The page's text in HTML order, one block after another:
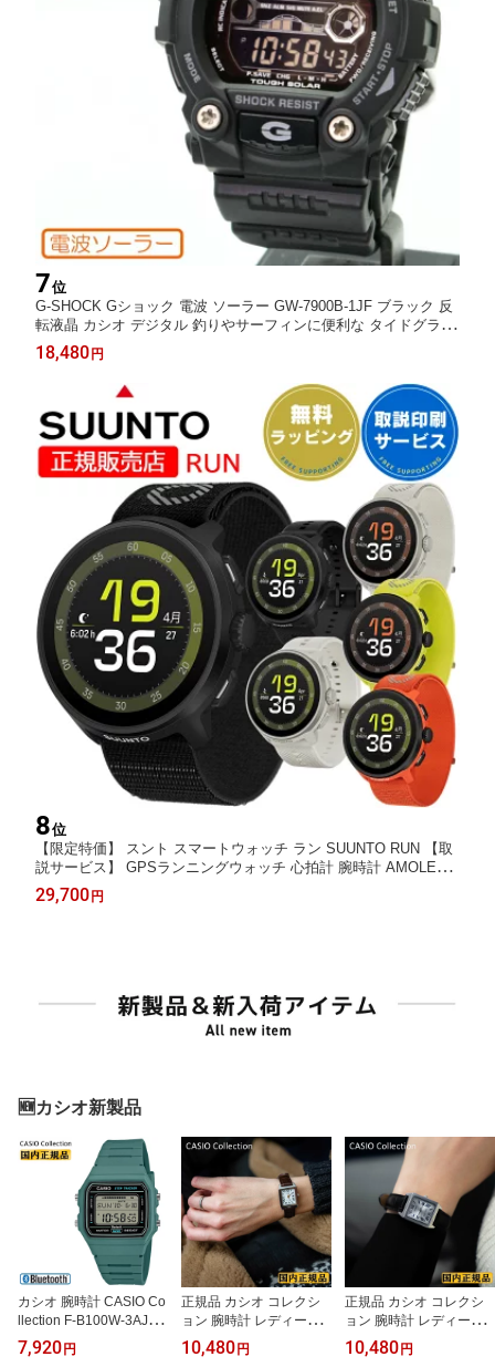
7位
G-SHOCK Gショック 電波 ソーラー GW-7900B-1JF ブラック 反
転液晶 カシオ デジタル 釣りやサーフィンに便利な タイドグラフ
ムーンデータ タフソーラー 電波時計 メンズ 腕時計 （GW7900B
1JF） [在庫あり]
18,480円
8位
【限定特価】 スント スマートウォッチ ラン SUUNTO RUN 【取
説サービス】 GPSランニングウォッチ 心拍計 腕時計 AMOLED
血中酸素 音楽保存/再生 ランニング マラソン ウォーキング トレ
ラン 登山 サイクリング 【在庫あり】
29,700円
🆕カシオ新製品
カシオ 腕時計 CASIO Co
llection F-B100W-3AJF
歩数計 歩数計測 ステッ
プトラッカー スマホ連携
7,920円
正規品 カシオ コレクシ
ョン 腕時計 レディース L
TP-B150L-7B2JF レクタ
ンギュラー 長方形 ブラ
10,480円
正規品 カシオ コレクシ
ョン 腕時計 レディース L
TP-B150L-7B1JF レクタ
ンギュラー 長方形 ブラ
10,480円